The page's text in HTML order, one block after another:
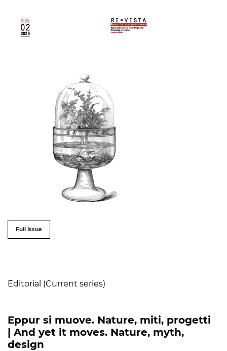
##issue.tableOfContents##
Full Issue
Editorial (Current series)
Eppur si muove. Nature, miti, progetti
| And yet it moves. Nature, myth,
design